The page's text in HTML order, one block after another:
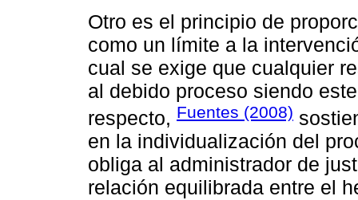
Otro es el principio de
como un límite a la
cual se exige que cualquier
al debido proceso siendo
respecto, Fuentes (2008)
en la individualización del
obliga al administrador de
relación equilibrada entre el